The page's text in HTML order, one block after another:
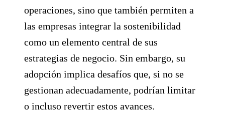
operaciones, sino que también permiten a
las empresas integrar la sostenibilidad
como un elemento central de sus
estrategias de negocio. Sin embargo, su
adopción implica desafíos que, si no se
gestionan adecuadamente, podrían limitar
o incluso revertir estos avances.